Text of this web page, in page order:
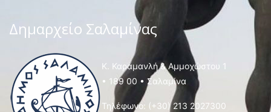
Δημαρχείο Σαλαμίνας
Κ. Καραμανλή & Αμμοχώστου 1
• 189 00 • Σαλαμίνα
Τηλέφωνο: (+30) 213 2027300